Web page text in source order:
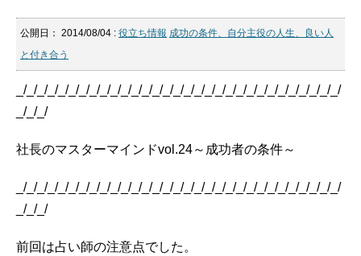
公開日： 2014/08/04 : 役立ち情報 成功の条件、自分主役の人生、良い人
と付き合う
_/_/_/_/_/_/_/_/_/_/_/_/_/_/_/_/_/_/_/_/_/_/_/_/_/_/_/_/_/_/_/
_/_/_/
社長のマスターマインドvol.24～成功者の条件～
_/_/_/_/_/_/_/_/_/_/_/_/_/_/_/_/_/_/_/_/_/_/_/_/_/_/_/_/_/_/_/
_/_/_/
前回は占い師の注意点でした。